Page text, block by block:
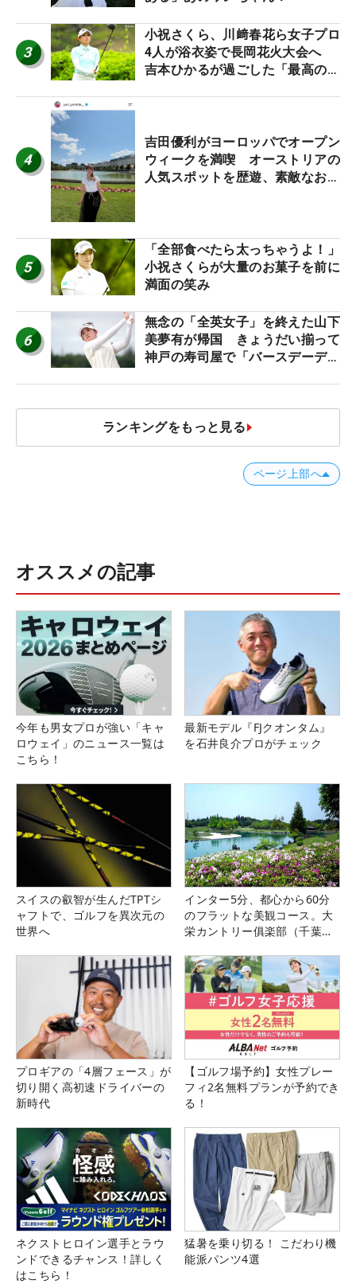
3
小祝さくら、川﨑春花ら女子プロ
4人が浴衣姿で長岡花火大会へ
吉本ひかるが過ごした「最高の夏
4
吉田優利がヨーロッパでオープン
ウィークを満喫 オーストリアの
人気スポットを歴遊、素敵なお土
5
「全部食べたら太っちゃうよ！」
小祝さくらが大量のお菓子を前に
満面の笑み
6
無念の「全英女子」を終えた山下
美夢有が帰国 きょうだい揃って
神戸の寿司屋で「バースデーディ
ランキングをもっと見る
ページ上部へ
オススメの記事
今年も男女プロが強い「キャ
ロウェイ」のニュース一覧は
こちら！
最新モデル『FJクオンタム』
を石井良介プロがチェック
スイスの叡智が生んだTPTシ
ャフトで、ゴルフを異次元の
世界へ
インター5分、都心から60分
のフラットな美観コース。大
栄カントリー俱楽部（千葉
プロギアの「4層フェース」が
切り開く高初速ドライバーの
新時代
【ゴルフ場予約】女性プレー
フィ2名無料プランが予約でき
る！
ネクストヒロイン選手とラウ
ンドできるチャンス！詳しく
はこちら！
猛暑を乗り切る！ こだわり機
能派パンツ4選